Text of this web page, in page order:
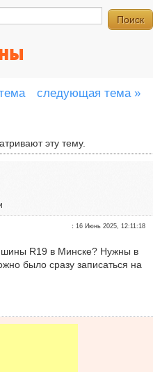
Болталка» Шины
следующая тема »
эту тему.
:16 Июнь 2025, 12:11:18
шины R19 в Минске? Нужны в
было сразу записаться на